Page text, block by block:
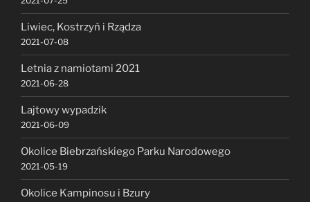
Liwiec, Kostrzyń i Rządza
2021-07-08
Letnia z namiotami 2021
2021-06-28
Lajtowy wypadzik
2021-06-09
Okolice Biebrzańskiego Parku Narodowego
2021-05-19
Okolice Kampinosu i Bzury